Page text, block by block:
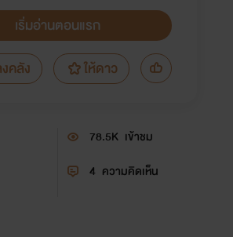
เริ่มอ่านตอนแรก
คลัง
ให้ดาว
78.5K เข้าชม
4 ความคิดเห็น